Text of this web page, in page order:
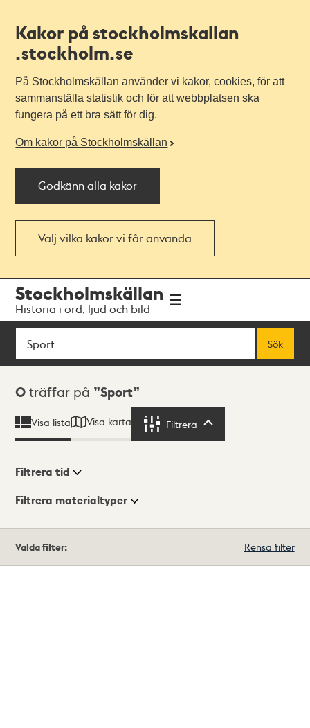
Kakor på stockholmskallan
.stockholm.se
På Stockholmskällan använder vi kakor, cookies, för att
sammanställa statistik och för att webbplatsen ska
fungera på ett bra sätt för dig.
Om kakor på Stockholmskällan
Godkänn alla kakor
Välj vilka kakor vi får använda
navigationen
huvudinnehållet
Stockholmskällan
Historia i ord, ljud och bild
Sök
Sök
Sökresultat
0 träffar på Sport
Visa lista Visa karta Filtrera
Visningsläge
Filtrera tid
Filtrera materialtyper
träffar
Valda filter: Rensa filter